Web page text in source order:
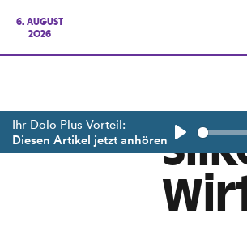
6. AUGUST
2026
Ihr Dolo Plus Vorteil:
Diesen Artikel jetzt anhören